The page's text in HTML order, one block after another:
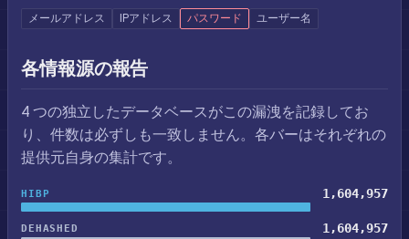
メールアドレス IPアドレス パスワード ユーザー名
各情報源の報告
4 つの独立したデータベースがこの漏洩を記録してお
り、件数は必ずしも一致しません。各バーはそれぞれの
提供元自身の集計です。
HIBP 1,604,957
DEHASHED 1,604,957